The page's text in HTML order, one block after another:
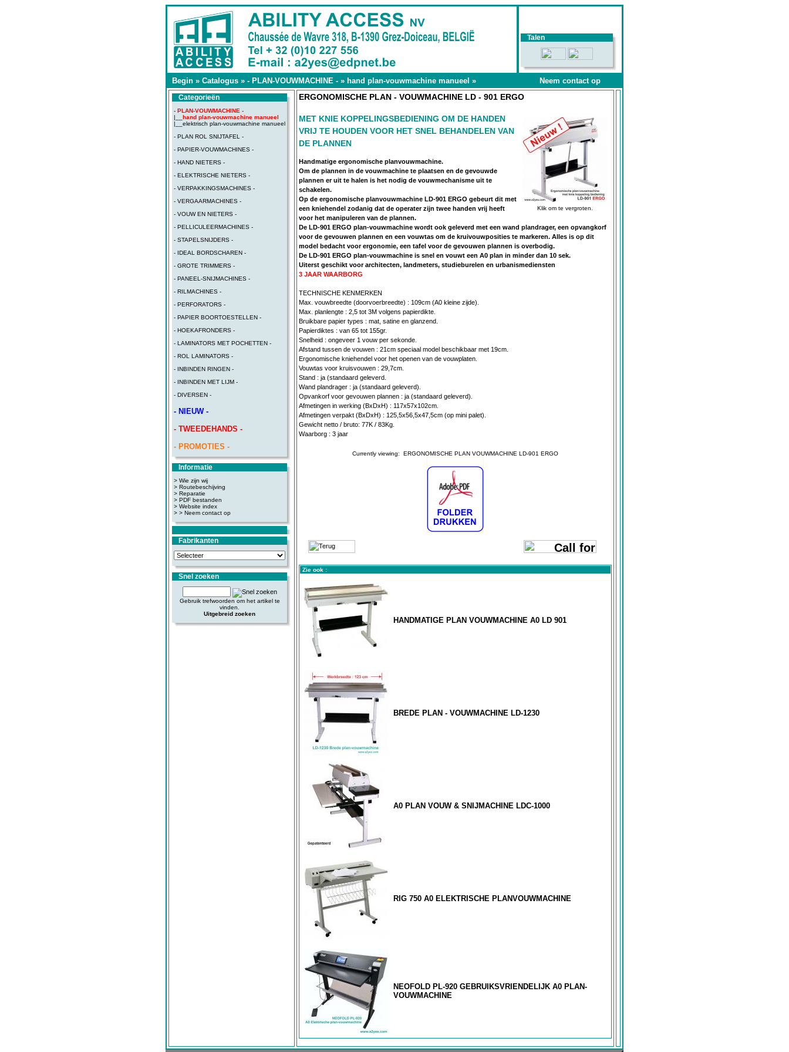
Talen
Begin » Catalogus » - PLAN-VOUWMACHINE - » hand plan-vouwmachine manueel » Neem contact op
Categorieën
- PLAN-VOUWMACHINE -
|__ hand plan-vouwmachine manueel
|__ elektrisch plan-vouwmachine manueel
- PLAN ROL SNIJTAFEL -
- PAPIER-VOUWMACHINES -
- HAND NIETERS -
- ELEKTRISCHE NIETERS -
- VERPAKKINGSMACHINES -
- VERGAARMACHINES -
- VOUW EN NIETERS -
- PELLICULEERMACHINES -
- STAPELSNIJDERS -
- IDEAL BORDSCHAREN -
- GROTE TRIMMERS -
- PANEEL-SNIJMACHINES -
- RILMACHINES -
- PERFORATORS -
- PAPIER BOORTOESTELLEN -
- HOEKAFRONDERS -
- LAMINATORS MET POCHETTEN -
- ROL LAMINATORS -
- INBINDEN RINGEN -
- INBINDEN MET LIJM -
- DIVERSEN -
- NIEUW -
- TWEEDEHANDS -
- PROMOTIES -
Informatie
> Wie zijn wij
> Routebeschijving
> Reparatie
> PDF bestanden
> Website index
> > Neem contact op
Fabrikanten
Snel zoeken
Gebruik trefwoorden om het artikel te
vinden.
Uitgebreid zoeken
ERGONOMISCHE PLAN - VOUWMACHINE LD - 901 ERGO
Klik om te vergroten.
MET KNIE KOPPELINGSBEDIENING OM DE HANDEN
VRIJ TE HOUDEN VOOR HET SNEL BEHANDELEN VAN
DE PLANNEN
Handmatige ergonomische planvouwmachine.
Om de plannen in de vouwmachine te plaatsen en de gevouwde
plannen er uit te halen is het nodig de vouwmechanisme uit te
schakelen.
Op de ergonomische planvouwmachine LD-901 ERGO gebeurt dit met
een kniehendel zodanig dat de operater zijn twee handen vrij heeft
voor het manipuleren van de plannen.
De LD-901 ERGO plan-vouwmachine wordt ook geleverd met een wand plandrager, een opvangkorf
voor de gevouwen plannen en een vouwtas om de kruivouwposities te markeren. Alles is op dit
model bedacht voor ergonomie, een tafel voor de gevouwen plannen is overbodig.
De LD-901 ERGO plan-vouwmachine is snel en vouwt een A0 plan in minder dan 10 sek.
Uiterst geschikt voor architecten, landmeters, studieburelen en urbanismediensten
3 JAAR WAARBORG
TECHNISCHE KENMERKEN
Max. vouwbreedte (doorvoerbreedte) : 109cm (A0 kleine zijde).
Max. planlengte : 2,5 tot 3M volgens papierdikte.
Bruikbare papier types : mat, satine en glanzend.
Papierdiktes : van 65 tot 155gr.
Snelheid : ongeveer 1 vouw per sekonde.
Afstand tussen de vouwen : 21cm speciaal model beschikbaar met 19cm.
Ergonomische kniehendel voor het openen van de vouwplaten.
Vouwtas voor kruisvouwen : 29,7cm.
Stand : ja (standaard geleverd.
Wand plandrager : ja (standaard geleverd).
Opvankorf voor gevouwen plannen : ja (standaard geleverd).
Afmetingen in werking (BxDxH) : 117x57x102cm.
Afmetingen verpakt (BxDxH) : 125,5x56,5x47,5cm (op mini palet).
Gewicht netto / bruto: 77K / 83Kg.
Waarborg : 3 jaar
Currently viewing: ERGONOMISCHE PLAN VOUWMACHINE LD-901 ERGO
Zie ook :
HANDMATIGE PLAN VOUWMACHINE A0 LD 901
BREDE PLAN - VOUWMACHINE LD-1230
A0 PLAN VOUW & SNIJMACHINE LDC-1000
RIG 750 A0 ELEKTRISCHE PLANVOUWMACHINE
NEOFOLD PL-920 GEBRUIKSVRIENDELIJK A0 PLAN-
VOUWMACHINE